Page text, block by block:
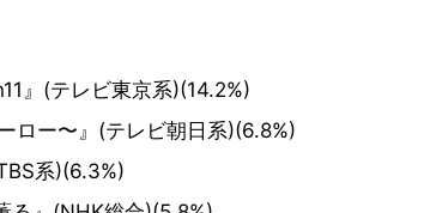
』(テレビ東京系)(14.2%)
ロー〜』(テレビ朝日系)(6.8%)
系)(6.3%)